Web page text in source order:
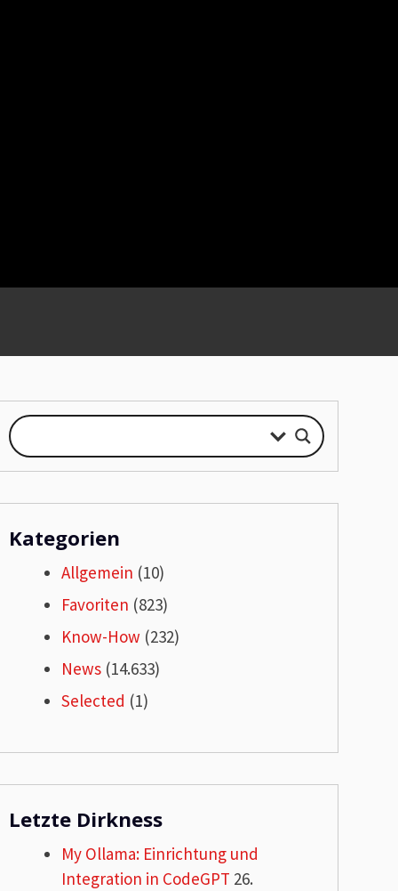
Kategorien
Allgemein (10)
Favoriten (823)
Know-How (232)
News(14.633)
Selected (1)
Letzte Dirkness
My Ollama: Einrichtung und
Integration in CodeGPT 26.